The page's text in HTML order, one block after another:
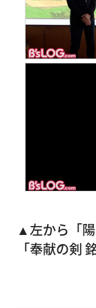
▲左から「陽
「奉献の剣